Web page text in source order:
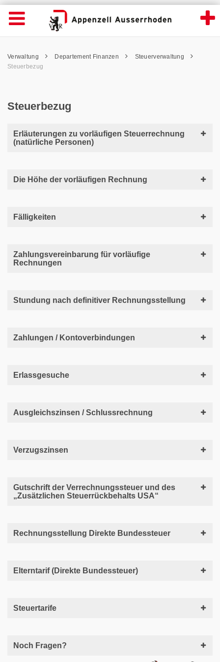
Steuerbezug - Appenzell Ausserrhoden
Wichtige
Seiten
Home
Inhalt
Kontakt
Navigation öffnen
Inhalt
Pfadnavigation
Verwaltung Departement Finanzen
Steuerverwaltung
Steuerbezug
Steuerbezug
Erläuterungen zu vorläufigen Steuerrechnung
(natürliche Personen)
Die Höhe der vorläufigen Rechnung
Fälligkeiten
Zahlungsvereinbarung für vorläufige
Rechnungen
Stundung nach definitiver Rechnungsstellung
Zahlungen / Kontoverbindungen
Erlassgesuche
Ausgleichszinsen / Schlussrechnung
Verzugszinsen
Gutschrift der Verrechnungssteuer und des
„Zusätzlichen Steuerrückbehalts USA“
Rechnungsstellung Direkte Bundessteuer
Elterntarif (Direkte Bundessteuer)
Steuertarife
Noch Fragen?